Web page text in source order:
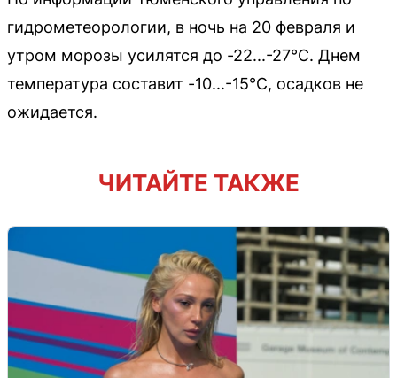
гидрометеорологии, в ночь на 20 февраля и
утром морозы усилятся до -22...-27°C. Днем
температура составит -10...-15°C, осадков не
ожидается.
ЧИТАЙТЕ ТАКЖЕ